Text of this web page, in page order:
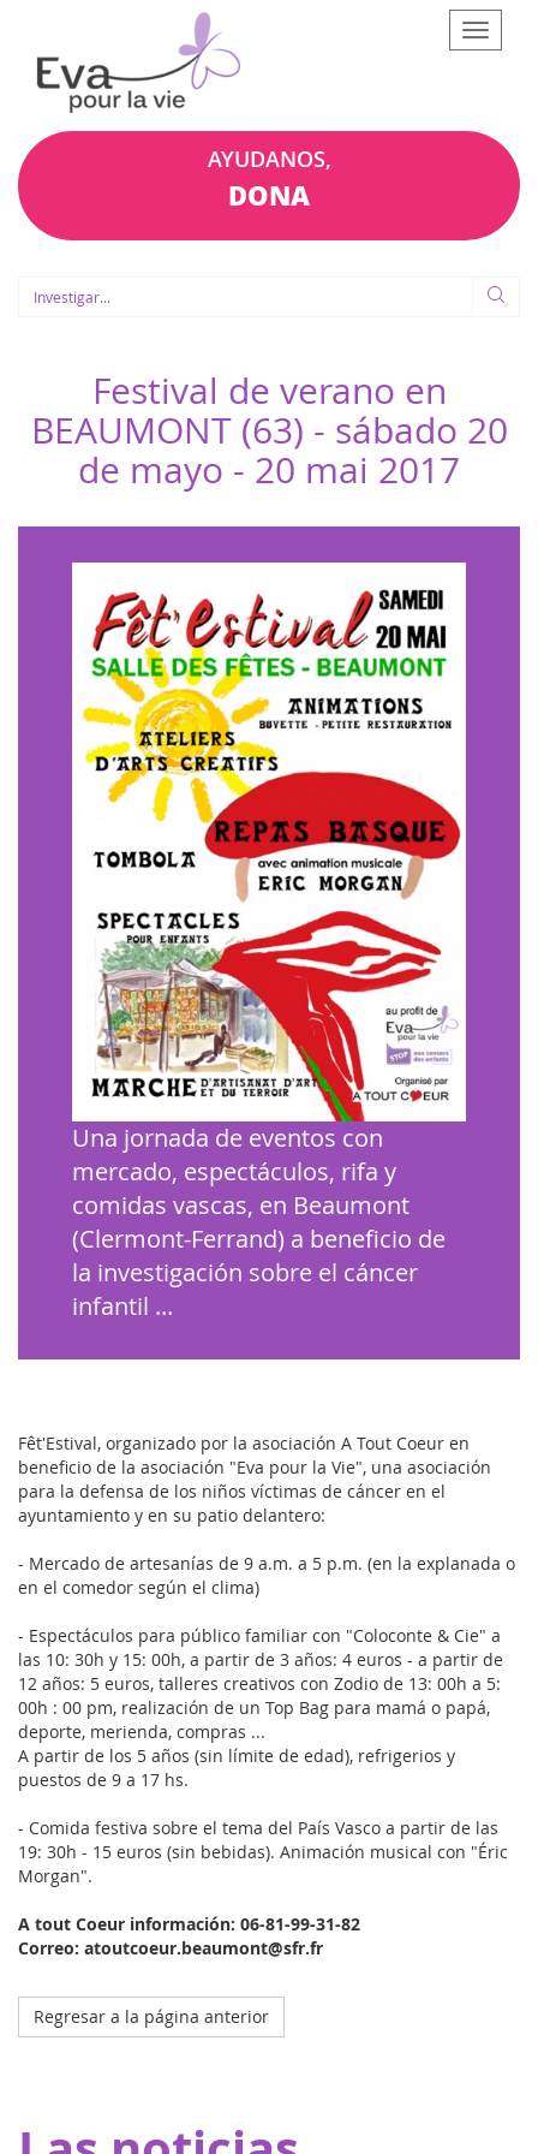
Afficher
le
AYUDANOS,
DONA
Festival de verano en
BEAUMONT (63) - sábado 20
de mayo - 20 mai 2017
Una jornada de eventos con
mercado, espectáculos, rifa y
comidas vascas, en Beaumont
(Clermont-Ferrand) a beneficio de
la investigación sobre el cáncer
infantil ...
Fêt'Estival, organizado por la asociación A Tout Coeur en
beneficio de la asociación "Eva pour la Vie", una asociación
para la defensa de los niños víctimas de cáncer en el
ayuntamiento y en su patio delantero:
- Mercado de artesanías de 9 a.m. a 5 p.m. (en la explanada o
en el comedor según el clima)
- Espectáculos para público familiar con "Coloconte & Cie" a
las 10: 30h y 15: 00h, a partir de 3 años: 4 euros - a partir de
12 años: 5 euros, talleres creativos con Zodio de 13: 00h a 5:
00h : 00 pm, realización de un Top Bag para mamá o papá,
deporte, merienda, compras ...
A partir de los 5 años (sin límite de edad), refrigerios y
puestos de 9 a 17 hs.
- Comida festiva sobre el tema del País Vasco a partir de las
19: 30h - 15 euros (sin bebidas). Animación musical con "Éric
Morgan".
A tout Coeur información: 06-81-99-31-82
Correo: atoutcoeur.beaumont@sfr.fr
Regresar a la página anterior
subvención de 20.000 euros que permite a Pharmavie